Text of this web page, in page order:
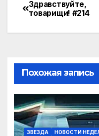
e
gr
n
s
s
ni
ki
Навигация
по
Здравствуйте,
товарищи! #214
Похожая запись
ЗВЕЗДА НОВОСТИ